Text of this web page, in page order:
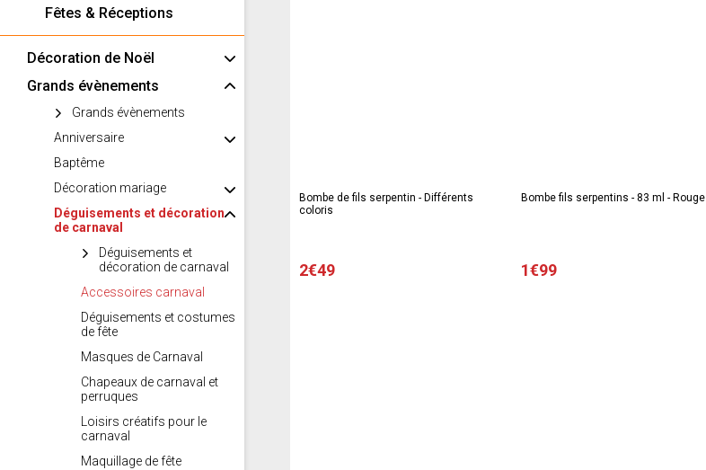
Fêtes & Réceptions
Décoration de Noël
Grands évènements
Grands évènements
Anniversaire
Baptême
Décoration mariage
Déguisements et décoration
de carnaval
Déguisements et
décoration de carnaval
Accessoires carnaval
Déguisements et costumes
de fête
Masques de Carnaval
Chapeaux de carnaval et
perruques
Loisirs créatifs pour le
carnaval
Maquillage de fête
Bombe de fils serpentin - Différents
coloris
2€49
Bombe fils serpentins - 83 ml - Rouge
1€99